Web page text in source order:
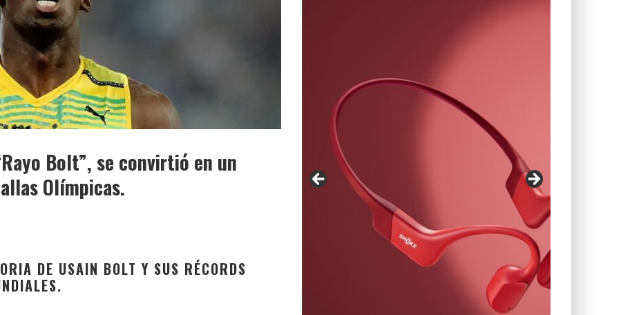
Bolt”, se convirtió en un
Olímpicas.
DE USAIN BOLT Y SUS RÉCORDS